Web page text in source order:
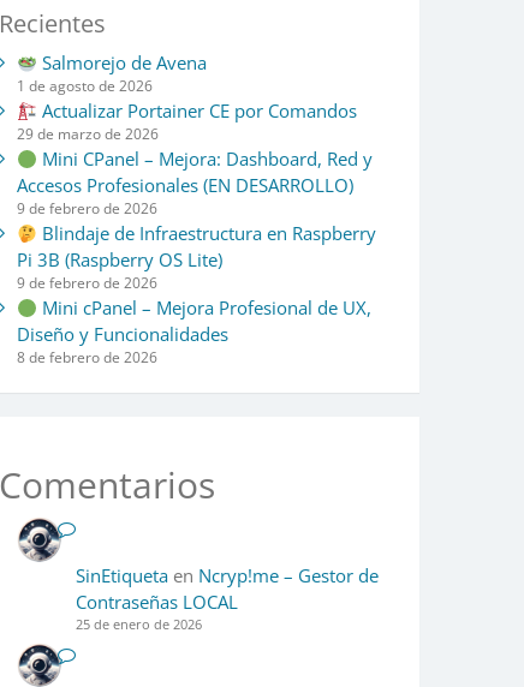
Recientes
Salmorejo de Avena
1 de agosto de 2026
Actualizar Portainer CE por Comandos
29 de marzo de 2026
Mini CPanel – Mejora: Dashboard, Red y
Accesos Profesionales (EN DESARROLLO)
9 de febrero de 2026
Blindaje de Infraestructura en Raspberry
Pi 3B (Raspberry OS Lite)
9 de febrero de 2026
Mini cPanel – Mejora Profesional de UX,
Diseño y Funcionalidades
8 de febrero de 2026
Comentarios
SinEtiquetaen Ncryp!me – Gestor de
Contraseñas LOCAL
25 de enero de 2026